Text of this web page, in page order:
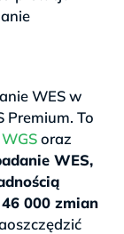
WES w
Premium. To
WGSoraz
WES,
000 zmian